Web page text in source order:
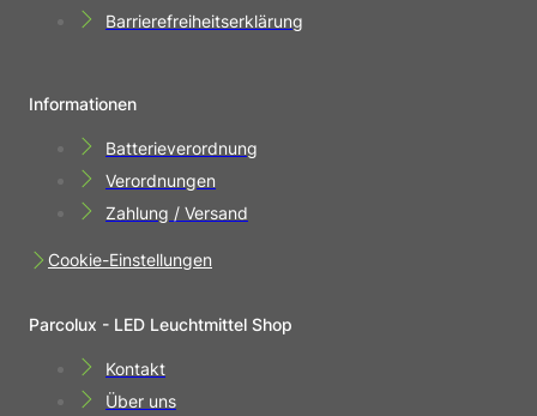
Barrierefreiheitserklärung
Informationen
Batterieverordnung
Verordnungen
Zahlung / Versand
Cookie-Einstellungen
Parcolux - LED Leuchtmittel Shop
Kontakt
Über uns